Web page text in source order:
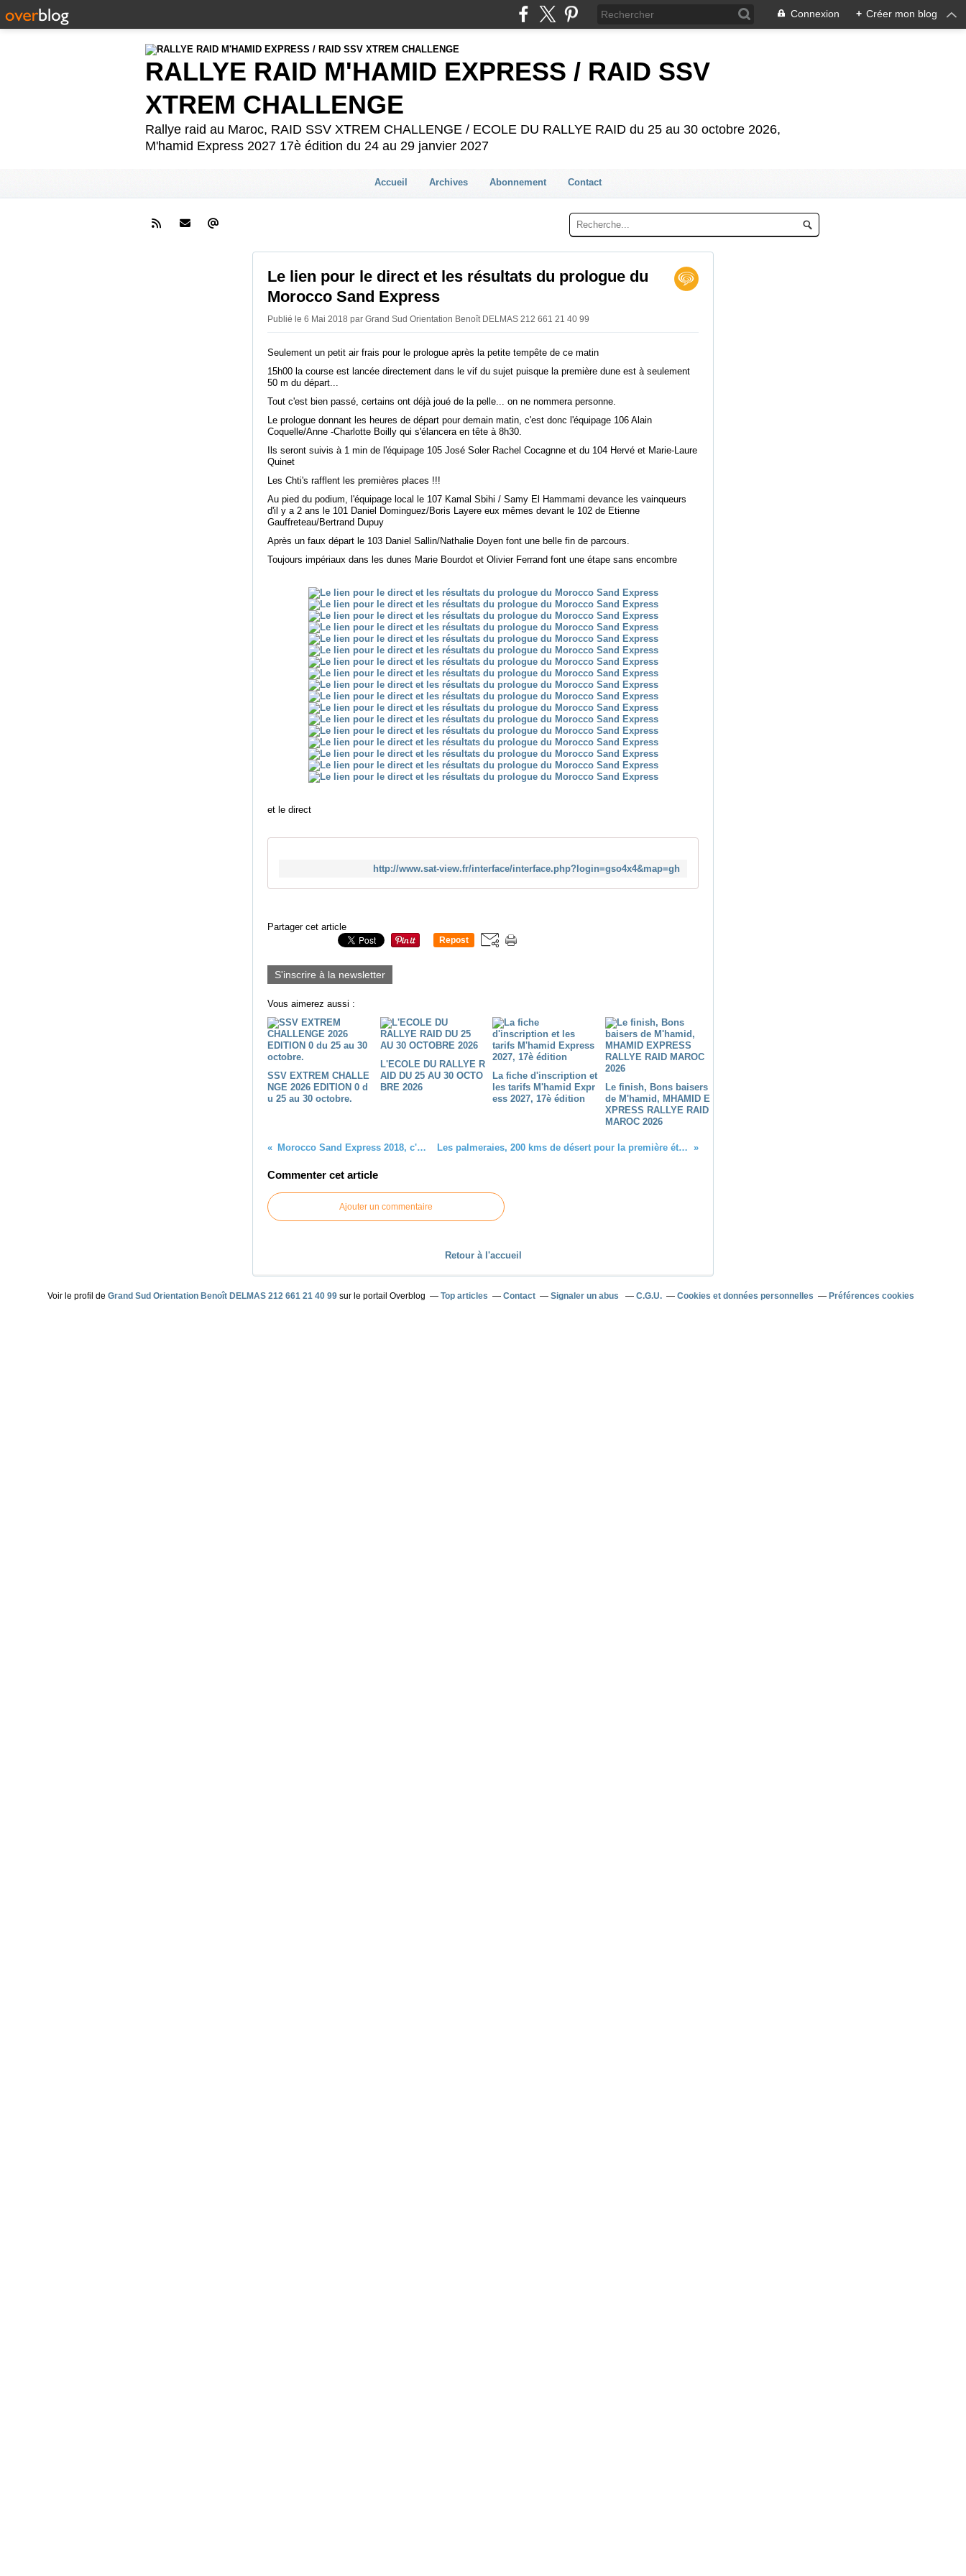
Connexion + Créer mon blog
RALLYE RAID M'HAMID EXPRESS / RAID SSV
XTREM CHALLENGE
Rallye raid au Maroc, RAID SSV XTREM CHALLENGE / ECOLE DU RALLYE RAID du 25 au 30 octobre 2026,
M'hamid Express 2027 17è édition du 24 au 29 janvier 2027
Accueil Archives Abonnement Contact
Le lien pour le direct et les résultats du prologue du
Morocco Sand Express
Publié le 6 Mai 2018 par Grand Sud Orientation Benoît DELMAS 212 661 21 40 99
Seulement un petit air frais pour le prologue après la petite tempête de ce matin
15h00 la course est lancée directement dans le vif du sujet puisque la première dune est à seulement
50 m du départ...
Tout c'est bien passé, certains ont déjà joué de la pelle... on ne nommera personne.
Le prologue donnant les heures de départ pour demain matin, c'est donc l'équipage 106 Alain
Coquelle/Anne -Charlotte Boilly qui s'élancera en tête à 8h30.
Ils seront suivis à 1 min de l'équipage 105 José Soler Rachel Cocagnne et du 104 Hervé et Marie-Laure
Quinet
Les Chti's rafflent les premières places !!!
Au pied du podium, l'équipage local le 107 Kamal Sbihi / Samy El Hammami devance les vainqueurs
d'il y a 2 ans le 101 Daniel Dominguez/Boris Layere eux mêmes devant le 102 de Etienne
Gauffreteau/Bertrand Dupuy
Après un faux départ le 103 Daniel Sallin/Nathalie Doyen font une belle fin de parcours.
Toujours impériaux dans les dunes Marie Bourdot et Olivier Ferrand font une étape sans encombre
et le direct
http://www.sat-view.fr/interface/interface.php?login=gso4x4&map=gh
Partager cet article
Repost
S'inscrire à la newsletter
Vous aimerez aussi :
SSV EXTREM CHALLE
NGE 2026 EDITION 0 d
u 25 au 30 octobre.
L'ECOLE DU RALLYE R
AID DU 25 AU 30 OCTO
BRE 2026
La fiche d'inscription et
les tarifs M'hamid Expr
ess 2027, 17è édition
Le finish, Bons baisers
de M'hamid, MHAMID E
XPRESS RALLYE RAID
MAROC 2026
Morocco Sand Express 2018, c'est parti pour la 6è édition Les palmeraies, 200 kms de désert pour la première étape 6è édition du Morocco Sand Express
Commenter cet article
Ajouter un commentaire
Retour à l'accueil
Voir le profil de Grand Sud Orientation Benoît DELMAS 212 661 21 40 99 sur le portail Overblog Top articles Contact Signaler un abus C.G.U. Cookies et données personnelles Préférences cookies